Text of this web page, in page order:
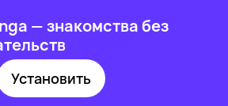
— знакомства без
Установить